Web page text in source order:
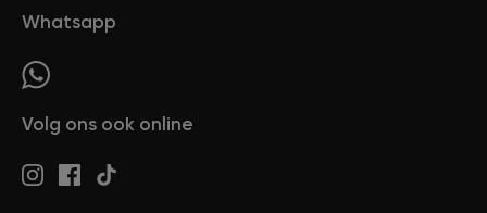
Whatsapp
Volg ons ook online